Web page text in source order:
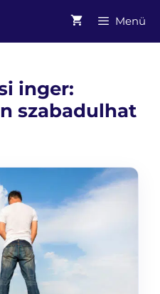
Menü
inger:
szabadulhat